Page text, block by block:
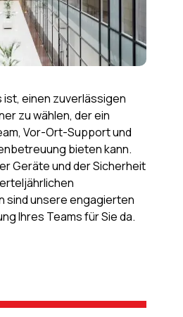
ist, einen zuverlässigen
zu wählen, der ein
Vor-Ort-Support und
bieten kann.
Geräte und der Sicherheit
unsere engagierten
Ihres Teams für Sie da.